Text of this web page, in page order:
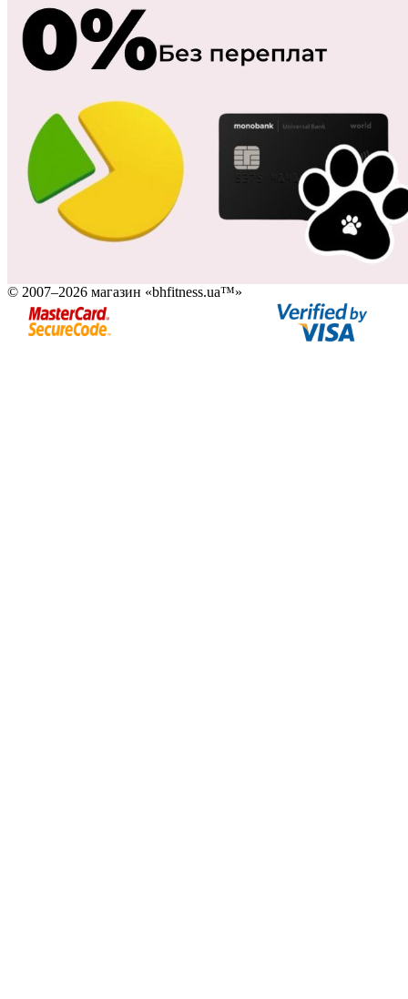
© 2007–2026 магазин «bhfitness.ua™»